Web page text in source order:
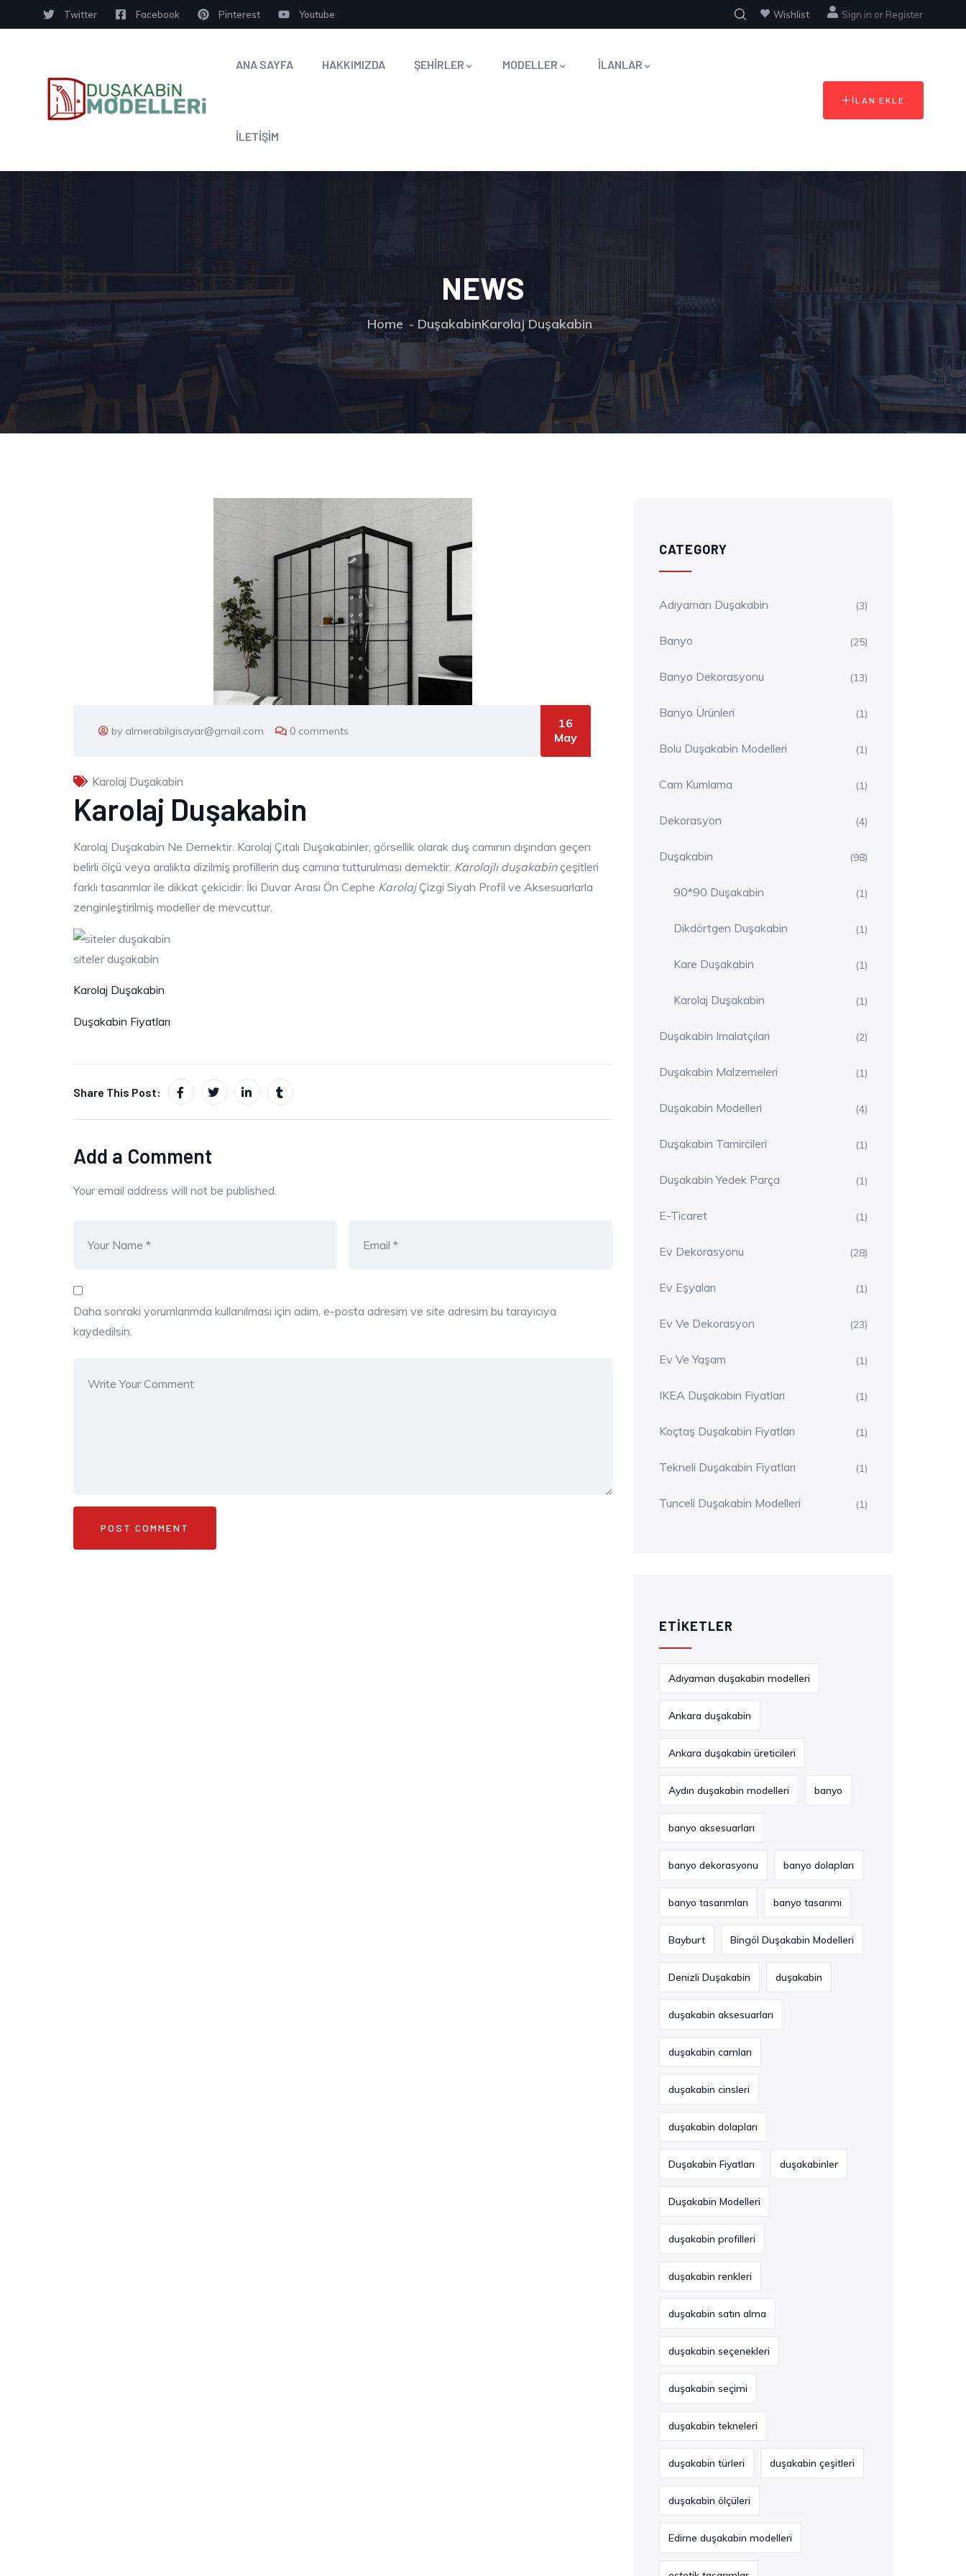
Twitter Facebook Pinterest Youtube Wishlist Sign in or Register
ANA SAYFA HAKKIMIZDA ŞEHİRLER MODELLER İLANLAR
İLETİŞİM
İLAN EKLE
NEWS
Home DuşakabinKarolaj Duşakabin
by almerabilgisayar@gmail.com 0 comments
16
May
Karolaj Duşakabin
Karolaj Duşakabin
Karolaj Duşakabin Ne Demektir. Karolaj Çıtalı Duşakabinler, görsellik olarak duş camının dışından geçen
belirli ölçü veya aralıkta dizilmiş profillerin duş camına tutturulması demektir. Karolajlı duşakabinçeşitleri
farklı tasarımlar ile dikkat çekicidir. İki Duvar Arası Ön Cephe KarolajÇizgi Siyah Profil ve Aksesuarlarla
zenginleştirilmiş modeller de mevcuttur.
siteler duşakabin
Karolaj Duşakabin
Duşakabin Fiyatları
Share This Post:
Add a Comment
Your email address will not be published.
Daha sonraki yorumlarımda kullanılması için adım, e-posta adresim ve site adresim bu tarayıcıya
kaydedilsin.
CATEGORY
Adıyaman Duşakabin (3)
Banyo (25)
Banyo Dekorasyonu (13)
Banyo Ürünleri (1)
Bolu Duşakabin Modelleri (1)
Cam Kumlama (1)
Dekorasyon (4)
Duşakabin (98)
90*90 Duşakabin (1)
Dikdörtgen Duşakabin (1)
Kare Duşakabin (1)
Karolaj Duşakabin (1)
Duşakabin Imalatçıları (2)
Duşakabin Malzemeleri (1)
Duşakabin Modelleri (4)
Duşakabin Tamircileri (1)
Duşakabin Yedek Parça (1)
E-Ticaret (1)
Ev Dekorasyonu (28)
Ev Eşyaları (1)
Ev Ve Dekorasyon (23)
Ev Ve Yaşam (1)
IKEA Duşakabin Fiyatları (1)
Koçtaş Duşakabin Fiyatları (1)
Tekneli Duşakabin Fiyatları (1)
Tunceli Duşakabin Modelleri (1)
ETIKETLER
Adıyaman duşakabin modelleri
Ankara duşakabin
Ankara duşakabin üreticileri
Aydın duşakabin modelleri banyo
banyo aksesuarları
banyo dekorasyonu banyo dolapları
banyo tasarımları banyo tasarımı
Bayburt Bingöl Duşakabin Modelleri
Denizli Duşakabin duşakabin
duşakabin aksesuarları
duşakabin camları
duşakabin cinsleri
duşakabin dolapları
Duşakabin Fiyatları duşakabinler
Duşakabin Modelleri
duşakabin profilleri
duşakabin renkleri
duşakabin satın alma
duşakabin seçenekleri
duşakabin seçimi
duşakabin tekneleri
duşakabin türleri duşakabin çeşitleri
duşakabin ölçüleri
Edirne duşakabin modelleri